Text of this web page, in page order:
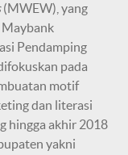
(MWEW), yang
Pendamping
pada
motif
dan literasi
hingga akhir 2018
yakni